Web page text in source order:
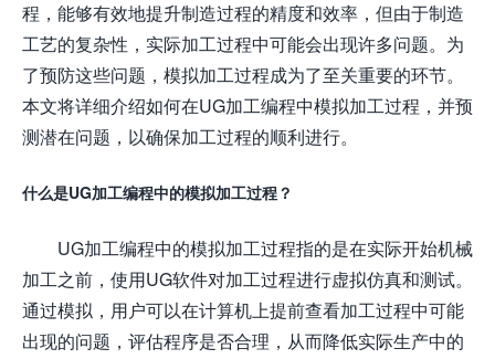
程，能够有效地提升制造过程的精度和效率，但由于制造
工艺的复杂性，实际加工过程中可能会出现许多问题。为
了预防这些问题，模拟加工过程成为了至关重要的环节。
本文将详细介绍如何在UG加工编程中模拟加工过程，并预
测潜在问题，以确保加工过程的顺利进行。
什么是UG加工编程中的模拟加工过程？
UG加工编程中的模拟加工过程指的是在实际开始机械
加工之前，使用UG软件对加工过程进行虚拟仿真和测试。
通过模拟，用户可以在计算机上提前查看加工过程中可能
出现的问题，评估程序是否合理，从而降低实际生产中的